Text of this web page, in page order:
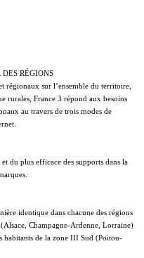
DES RÉGIONS
régionaux sur l’ensemble du territoire,
rurales, France 3 répond aux besoins
au travers de trois modes de
du plus efficace des supports dans la
identique dans chacune des régions
Champagne-Ardenne, Lorraine)
habitants de la zone III Sud (Poitou-